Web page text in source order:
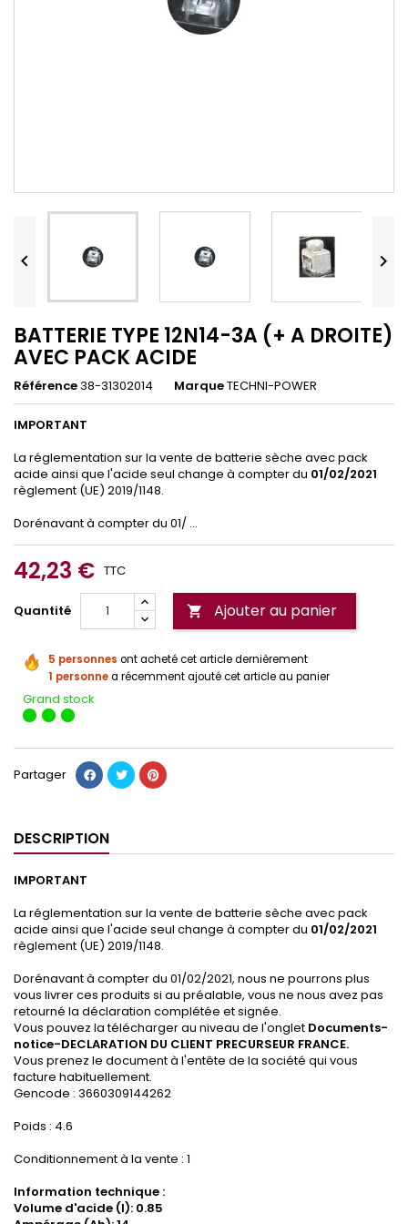
 
BATTERIE TYPE 12N14-3A (+ A DROITE)
AVEC PACK ACIDE
Référence38-31302014 MarqueTECHNI-POWER
IMPORTANT
La réglementation sur la vente de batterie sèche avec pack
acide ainsi que l'acide seul change à compter du 01/02/2021
règlement (UE) 2019/1148.
Dorénavant à compter du 01/ ...
42,23 € TTC
Quantité  Ajouter au panier
5 personnes ont acheté cet article dernièrement
1 personnea récemment ajouté cet article au panier
Grand stock
Partager
DESCRIPTION
IMPORTANT
La réglementation sur la vente de batterie sèche avec pack
acide ainsi que l'acide seul change à compter du 01/02/2021
règlement (UE) 2019/1148.
Dorénavant à compter du 01/02/2021, nous ne pourrons plus
vous livrer ces produits si au préalable, vous ne nous avez pas
retourné la déclaration complétée et signée.
Vous pouvez la télécharger au niveau de l'onglet Documents-
notice-DECLARATION DU CLIENT PRECURSEUR FRANCE.
Vous prenez le document à l'entête de la société qui vous
facture habituellement.
Gencode : 3660309144262
Poids : 4.6
Conditionnement à la vente : 1
Information technique :
Volume d'acide (l): 0.85